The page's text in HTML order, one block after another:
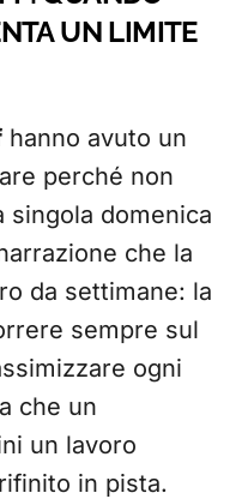
UN LIMITE
hanno avuto un
perché non
singola domenica
che la
da settimane: la
sempre sul
ogni
che un
un lavoro
in pista.